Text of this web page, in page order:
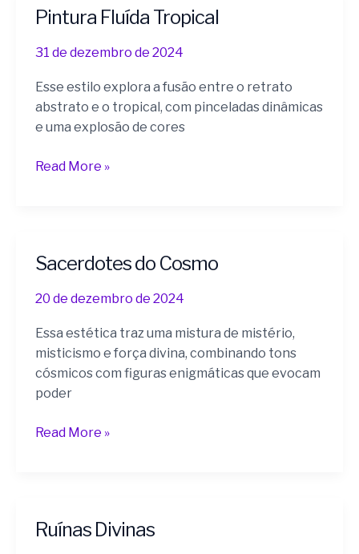
Pintura Fluída Tropical
31 de dezembro de 2024
Esse estilo explora a fusão entre o retrato
abstrato e o tropical, com pinceladas dinâmicas
e uma explosão de cores
Pintura
Tropical
Read More »
Sacerdotes do Cosmo
20 de dezembro de 2024
Essa estética traz uma mistura de mistério,
misticismo e força divina, combinando tons
cósmicos com figuras enigmáticas que evocam
poder
Sacerdotes
Cosmo
Read More »
Ruínas Divinas
Ruínas